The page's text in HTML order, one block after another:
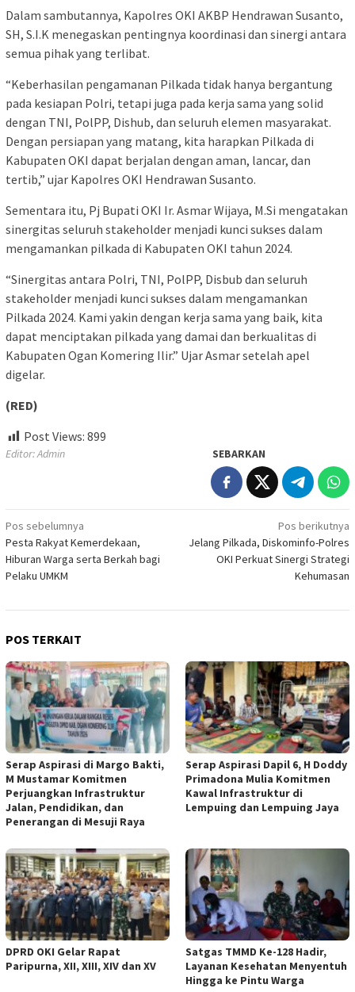
Dalam sambutannya, Kapolres OKI AKBP Hendrawan Susanto,
SH, S.I.K menegaskan pentingnya koordinasi dan sinergi antara
semua pihak yang terlibat.
“Keberhasilan pengamanan Pilkada tidak hanya bergantung
pada kesiapan Polri, tetapi juga pada kerja sama yang solid
dengan TNI, PolPP, Dishub, dan seluruh elemen masyarakat.
Dengan persiapan yang matang, kita harapkan Pilkada di
Kabupaten OKI dapat berjalan dengan aman, lancar, dan
tertib,” ujar Kapolres OKI Hendrawan Susanto.
Sementara itu, Pj Bupati OKI Ir. Asmar Wijaya, M.Si mengatakan
sinergitas seluruh stakeholder menjadi kunci sukses dalam
mengamankan pilkada di Kabupaten OKI tahun 2024.
“Sinergitas antara Polri, TNI, PolPP, Disbub dan seluruh
stakeholder menjadi kunci sukses dalam mengamankan
Pilkada 2024. Kami yakin dengan kerja sama yang baik, kita
dapat menciptakan pilkada yang damai dan berkualitas di
Kabupaten Ogan Komering Ilir.” Ujar Asmar setelah apel
digelar.
(RED)
Post Views: 899
Editor: Admin SEBARKAN
Navigasi
pos
Pos sebelumnya
Pesta Rakyat Kemerdekaan,
Hiburan Warga serta Berkah bagi
Pelaku UMKM
Pos berikutnya
Jelang Pilkada, Diskominfo-Polres
OKI Perkuat Sinergi Strategi
Kehumasan
POS TERKAIT
Serap Aspirasi di Margo Bakti,
M Mustamar Komitmen
Perjuangkan Infrastruktur
Jalan, Pendidikan, dan
Penerangan di Mesuji Raya
Serap Aspirasi Dapil 6, H Doddy
Primadona Mulia Komitmen
Kawal Infrastruktur di
Lempuing dan Lempuing Jaya
DPRD OKI Gelar Rapat
Paripurna, XII, XIII, XIV dan XV
Satgas TMMD Ke-128 Hadir,
Layanan Kesehatan Menyentuh
Hingga ke Pintu Warga